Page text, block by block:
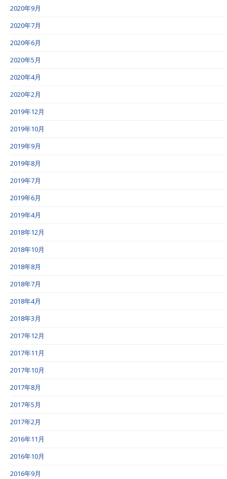
2020年9月
2020年7月
2020年6月
2020年5月
2020年4月
2020年2月
2019年12月
2019年10月
2019年9月
2019年8月
2019年7月
2019年6月
2019年4月
2018年12月
2018年10月
2018年8月
2018年7月
2018年4月
2018年3月
2017年12月
2017年11月
2017年10月
2017年8月
2017年5月
2017年2月
2016年11月
2016年10月
2016年9月